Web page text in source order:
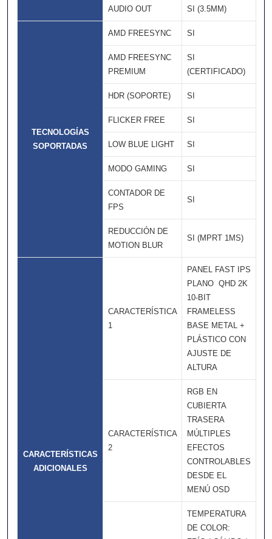
AUDIO OUT SI (3.5MM)
TECNOLOGÍAS
SOPORTADAS
AMD FREESYNC SI
AMD FREESYNC
PREMIUM
SI
(CERTIFICADO)
HDR (SOPORTE) SI
FLICKER FREE SI
LOW BLUE LIGHT SI
MODO GAMING SI
CONTADOR DE
FPS
SI
REDUCCIÓN DE
MOTION BLUR
SI (MPRT 1MS)
CARACTERÍSTICAS
ADICIONALES
CARACTERÍSTICA
1
PANEL FAST IPS
PLANO  QHD 2K 
10-BIT 
FRAMELESS 
BASE METAL +
PLÁSTICO CON
AJUSTE DE
ALTURA
CARACTERÍSTICA
2
RGB EN
CUBIERTA
TRASERA 
MÚLTIPLES
EFECTOS
CONTROLABLES
DESDE EL
MENÚ OSD
TEMPERATURA
DE COLOR: